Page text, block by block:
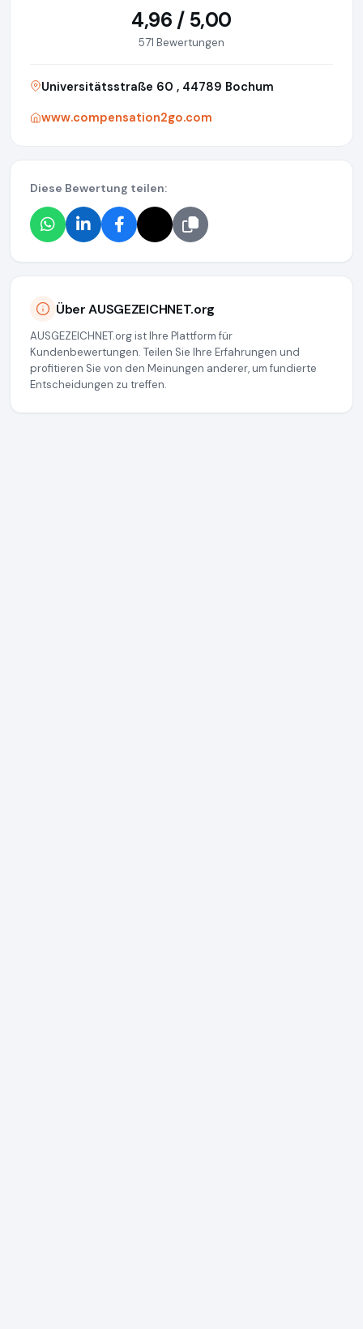
4,96 / 5,00
571 Bewertungen
Universitätsstraße 60 , 44789 Bochum
www.compensation2go.com
Diese Bewertung teilen:
Über AUSGEZEICHNET.org
AUSGEZEICHNET.org ist Ihre Plattform für
Kundenbewertungen. Teilen Sie Ihre Erfahrungen und
profitieren Sie von den Meinungen anderer, um fundierte
Entscheidungen zu treffen.